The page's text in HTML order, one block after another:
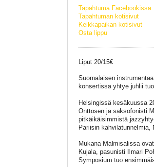
Tapahtuma Facebookissa
Tapahtuman kotisivut
Keikkapaikan kotisivut
Osta lippu
Liput 20/15€
Suomalaisen
konsertissa yhtye juhlii
Helsingissä kesäkuussa
Onttosen ja saksofonisti
pitkäikäisimmistä
Pariisin kahvilatunnelmia,
Mukana Malmisalissa
Kujala, pasunisti Ilmari
Symposium tuo